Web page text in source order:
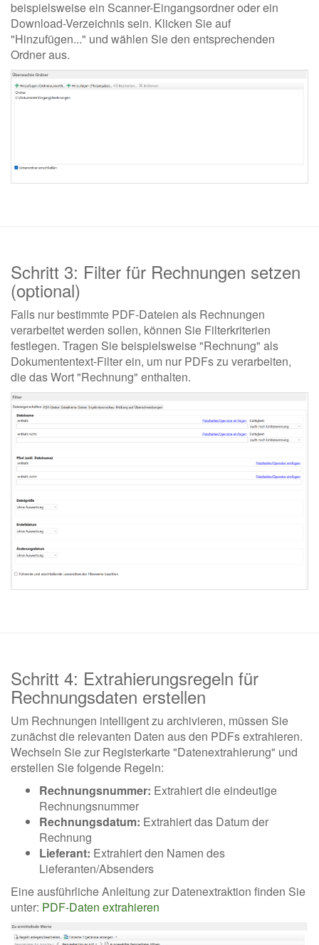
beispielsweise ein Scanner-Eingangsordner oder ein
Download-Verzeichnis sein. Klicken Sie auf
"Hinzufügen..." und wählen Sie den entsprechenden
Ordner aus.
Schritt 3: Filter für Rechnungen setzen
(optional)
Falls nur bestimmte PDF-Dateien als Rechnungen
verarbeitet werden sollen, können Sie Filterkriterien
festlegen. Tragen Sie beispielsweise "Rechnung" als
Dokumententext-Filter ein, um nur PDFs zu verarbeiten,
die das Wort "Rechnung" enthalten.
Schritt 4: Extrahierungsregeln für
Rechnungsdaten erstellen
Um Rechnungen intelligent zu archivieren, müssen Sie
zunächst die relevanten Daten aus den PDFs extrahieren.
Wechseln Sie zur Registerkarte "Datenextrahierung" und
erstellen Sie folgende Regeln:
Rechnungsnummer: Extrahiert die eindeutige
Rechnungsnummer
Rechnungsdatum: Extrahiert das Datum der
Rechnung
Lieferant: Extrahiert den Namen des
Lieferanten/Absenders
Eine ausführliche Anleitung zur Datenextraktion finden Sie
unter: PDF-Daten extrahieren